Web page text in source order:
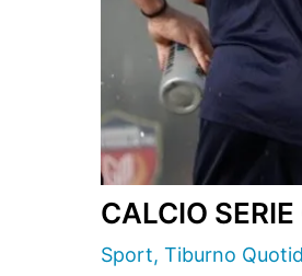
CALCIO
Sport, Tiburno